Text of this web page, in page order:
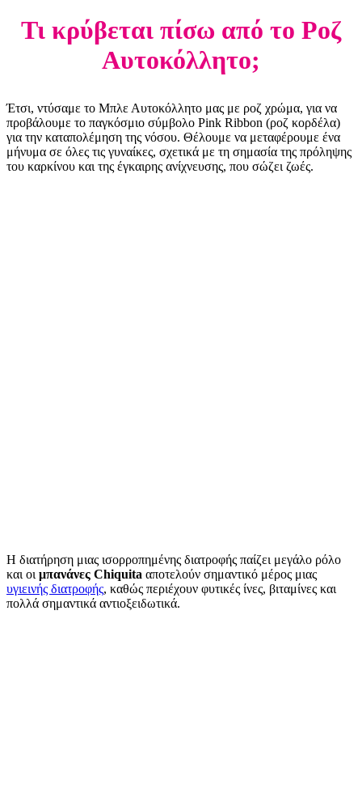
Τι κρύβεται πίσω από το Ροζ
Αυτοκόλλητο;
Έτσι, ντύσαμε το Μπλε Αυτοκόλλητο μας με ροζ χρώμα, για να
προβάλουμε το παγκόσμιο σύμβολο Pink Ribbon (ροζ κορδέλα)
για την καταπολέμηση της νόσου. Θέλουμε να μεταφέρουμε ένα
μήνυμα σε όλες τις γυναίκες, σχετικά με τη σημασία της πρόληψης
του καρκίνου και της έγκαιρης ανίχνευσης, που σώζει ζωές.
Η διατήρηση μιας ισορροπημένης διατροφής παίζει μεγάλο ρόλο
και οι μπανάνες Chiquita αποτελούν σημαντικό μέρος μιας
υγιεινής διατροφής, καθώς περιέχουν φυτικές ίνες, βιταμίνες και
πολλά σημαντικά αντιοξειδωτικά.